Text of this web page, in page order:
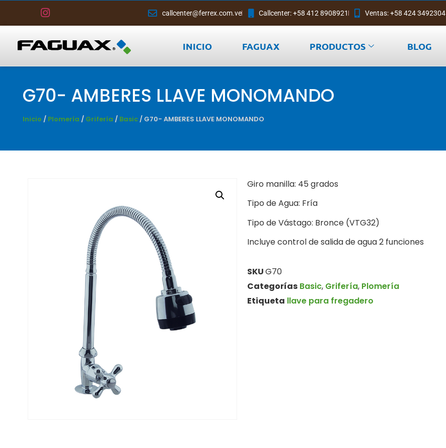
callcenter@ferrex.com.ve Callcenter: +58 412 8908921 Ventas: +58 424 3492304
INICIO FAGUAX PRODUCTOS BLOG
G70- AMBERES LLAVE MONOMANDO
Inicio / Plomería / Grifería / Basic/ G70- AMBERES LLAVE MONOMANDO
Giro manilla: 45 grados
Tipo de Agua: Fría
Tipo de Vástago: Bronce (VTG32)
Incluye control de salida de agua 2 funciones
SKUG70
Categorías Basic, Grifería, Plomería
Etiqueta llave para fregadero